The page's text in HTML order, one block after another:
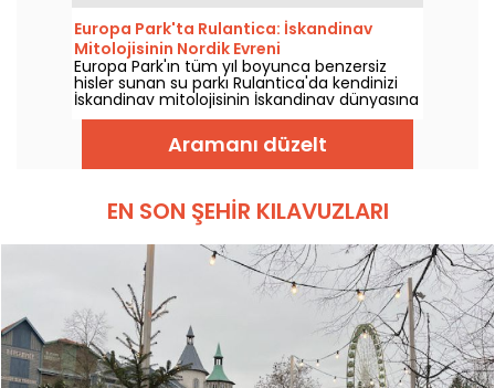
Europa Park'ta Rulantica: İskandinav
Mitolojisinin Nordik Evreni
Europa Park'ın tüm yıl boyunca benzersiz
hisler sunan su parkı Rulantica'da kendinizi
İskandinav mitolojisinin İskandinav dünyasına
bırakın.
Aramanı düzelt
EN SON ŞEHIR KILAVUZLARI